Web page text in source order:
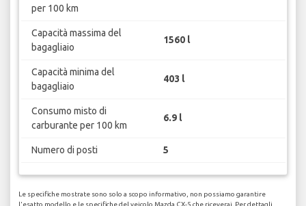
per 100 km
Capacità massima del
bagagliaio
1560 l
Capacità minima del
bagagliaio
403 l
Consumo misto di
carburante per 100 km
6.9 l
Numero di posti 5
Le specifiche mostrate sono solo a scopo informativo, non possiamo garantire
l'esatto modello e le specifiche del veicolo Mazda CX-5 che riceverai. Per dettagli